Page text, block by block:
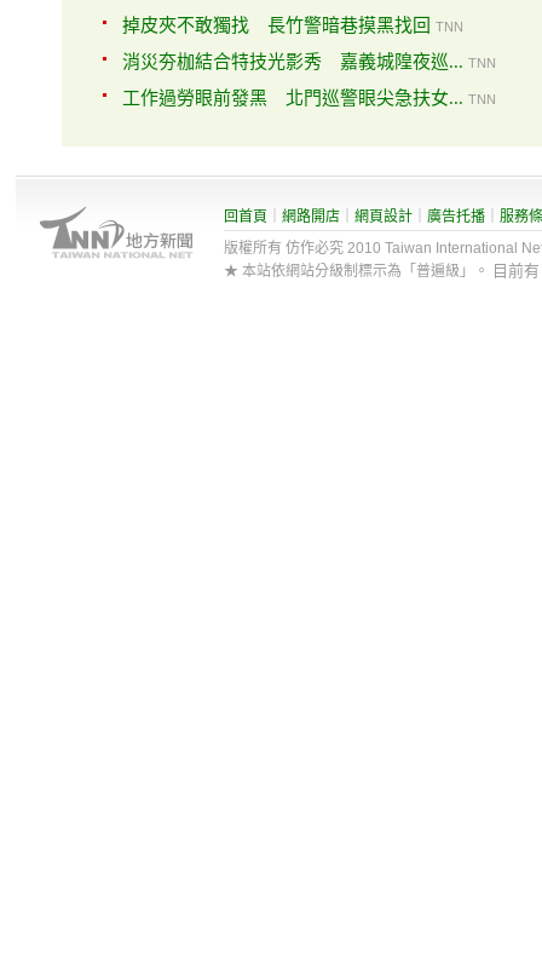
掉皮夾不敢獨找 長竹警暗巷摸黑找回 TNN
消災夯枷結合特技光影秀 嘉義城隍夜巡... TNN
工作過勞眼前發黑 北門巡警眼尖急扶女... TNN
回首頁 網路開店 網頁設計 廣告托播
服務
版權所有 仿作必究 2010 Taiwan International
★ 本站依網站分級制標示為「普遍級」。
目前